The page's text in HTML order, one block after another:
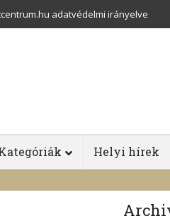
adatvédelmi irányelve
Helyi hírek